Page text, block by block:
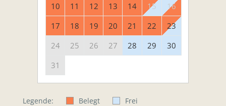
10
11 12 13 14 15
16
17
18 19 20 21 22
23
24
25 26 27 28 29
30
31
Legende: Belegt Frei